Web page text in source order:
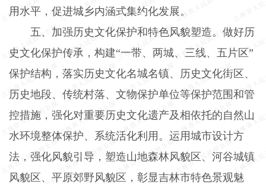
用水平，促进城乡内涵式集约化发展。
五、加强历史文化保护和特色风貌塑造。做好历
史文化保护传承，构建“一带、两城、三线、五片区”
保护结构，落实历史文化名城名镇、历史文化街区、
历史地段、传统村落、文物保护单位等保护范围和管
控措施，强化对重要历史文化遗产及相依托的自然山
水环境整体保护、系统活化利用。运用城市设计方
法，强化风貌引导，塑造山地森林风貌区、河谷城镇
风貌区、平原郊野风貌区，彰显吉林市特色景观魅